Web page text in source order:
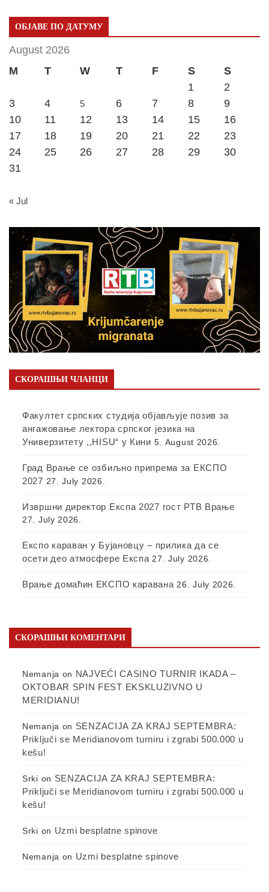
ОБЈАВЕ ПО ДАТУМУ
August 2026
M
T W T F S
S
1
2
3
4 5 6 7 8
9
10
11 12 13 14 15
16
17
18 19 20 21 22
23
24
25 26 27 28 29
30
31
« Jul
СКОРАШЊИ ЧЛАНЦИ
Факултет српских студија објављује позив за
ангажовање лектора српског језика на
Универзитету ,,HISU“ у Кини 5. August 2026.
Град Врање се озбиљно припрема за ЕКСПО
2027 27. July 2026.
Извршни директор Експа 2027 гост РТВ Врање
27. July 2026.
Експо караван у Бујановцу – прилика да се
осети део атмосфере Експа 27. July 2026.
Врање домаћин ЕКСПО каравана 26. July 2026.
СКОРАШЊИ КОМЕНТАРИ
Nemanja on NAJVEĆI CASINO TURNIR IKADA –
OKTOBAR SPIN FEST EKSKLUZIVNO U
MERIDIANU!
Nemanja on SENZACIJA ZA KRAJ SEPTEMBRA:
Priključi se Meridianovom turniru i zgrabi 500.000 u
kešu!
Srki on SENZACIJA ZA KRAJ SEPTEMBRA:
Priključi se Meridianovom turniru i zgrabi 500.000 u
kešu!
Srki on Uzmi besplatne spinove
Nemanja on Uzmi besplatne spinove